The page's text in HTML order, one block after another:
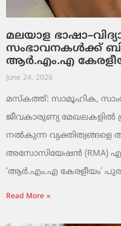
മലയാള
സംഭാവനകൾക്ക്
ആർ.എം.എ
June 24, 2026
മസ്കത്ത്: സാമൂഹിക,
ജീവകാരുണ്യ മേഖലകളിൽ
നൽകുന്ന വ്യക്തിത്വങ്ങളെ
അസോസിയേഷൻ (RMA)
‘ആർ.എം.എ കേരളീയം’
Read More »